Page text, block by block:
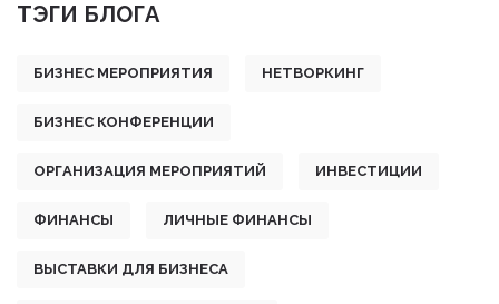
ТЭГИ БЛОГА
БИЗНЕС МЕРОПРИЯТИЯ НЕТВОРКИНГ
БИЗНЕС КОНФЕРЕНЦИИ
ОРГАНИЗАЦИЯ МЕРОПРИЯТИЙ ИНВЕСТИЦИИ
ФИНАНСЫ ЛИЧНЫЕ ФИНАНСЫ
ВЫСТАВКИ ДЛЯ БИЗНЕСА